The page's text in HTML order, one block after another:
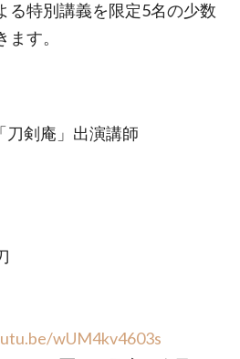
る特別講義を限定5名の少数
す。
刀剣庵」出演講師
wUM4kv4603s